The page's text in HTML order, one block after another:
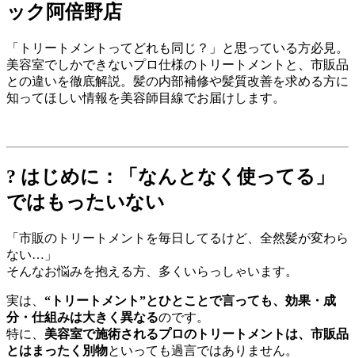
ック阿倍野店
「トリートメントってどれも同じ？」と思っている方必見。
美容室でしかできないプロ仕様のトリートメントと、市販品
との違いを徹底解説。髪の内部補修や髪質改善を求める方に
知ってほしい情報を美容師目線でお届けします。
? はじめに：「なんとなく使ってる」
ではもったいない
「市販のトリートメントを毎日してるけど、全然髪が変わら
ない…」
そんなお悩みを抱える方、多くいらっしゃいます。
実は、 “トリートメント”とひとことで言っても、効果・成
分・仕組みは大きく異なるのです。
特に、 美容室で施術されるプロのトリートメントは、市販品
とはまったく別物といっても過言ではありません。